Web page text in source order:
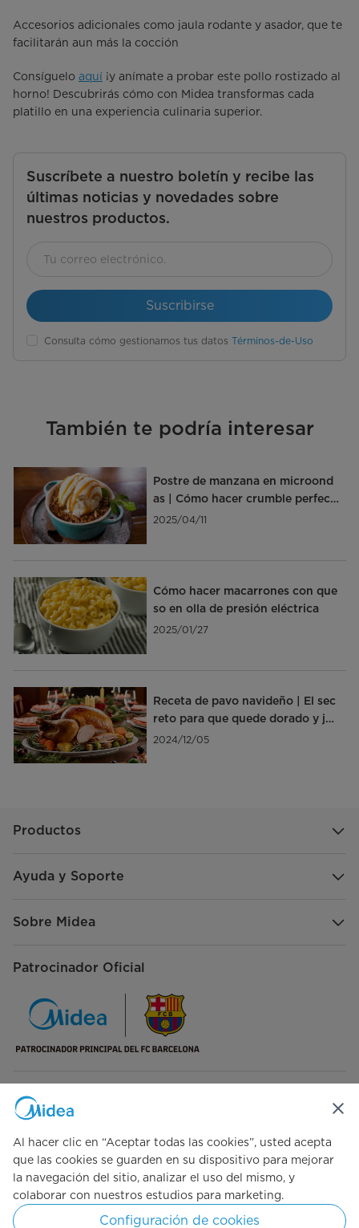
Accesorios adicionales como jaula rodante y asador, que te
facilitarán aun más la cocción
Consíguelo aquí ¡y anímate a probar este pollo rostizado al
horno! Descubrirás cómo con Midea transformas cada
platillo en una experiencia culinaria superior.
Suscríbete a nuestro boletín y recibe las
últimas noticias y novedades sobre
nuestros productos.
Suscribirse
Consulta cómo gestionamos tus datos Términos-de-Uso
También te podría interesar
Postre de manzana en microond
as | Cómo hacer crumble perfect
o ¡en 5 minutos!
2025/04/11
Cómo hacer macarrones con que
so en olla de presión eléctrica
2025/01/27
Receta de pavo navideño | El sec
reto para que quede dorado y ju
goso
2024/12/05
Productos
Ayuda y Soporte
Sobre Midea
Patrocinador Oficial
Síguenos en redes sociales
Simply ideal
Al hacer clic en “Aceptar todas las cookies”, usted acepta
que las cookies se guarden en su dispositivo para mejorar
la navegación del sitio, analizar el uso del mismo, y
colaborar con nuestros estudios para marketing.
Configuración de cookies